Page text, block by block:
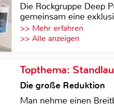
Die Rockgruppe Deep
gemeinsam eine
>> Mehr erfahren
>> Alle anzeigen
Topthema:
Die große Reduktion
Man nehme einen